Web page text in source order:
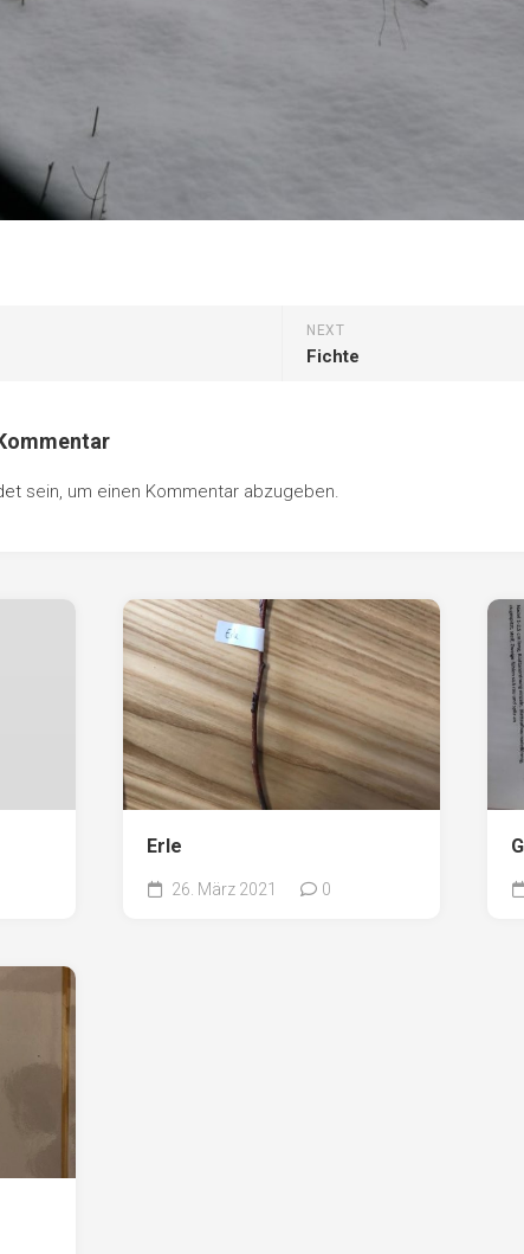
NEXT
Fichte
sein, um einen Kommentar abzugeben.
Erle
26. März 2021 0